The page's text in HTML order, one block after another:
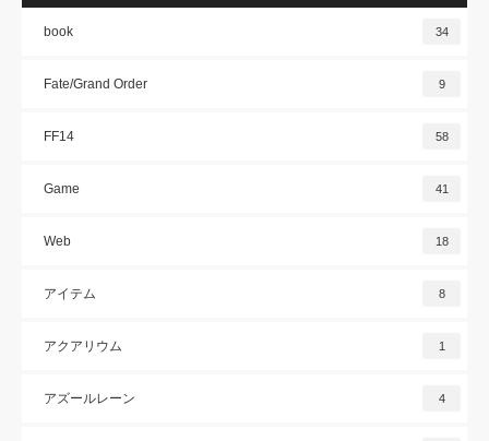
book 34
Fate/Grand Order 9
FF14 58
Game 41
Web 18
アイテム 8
アクアリウム 1
アズールレーン 4